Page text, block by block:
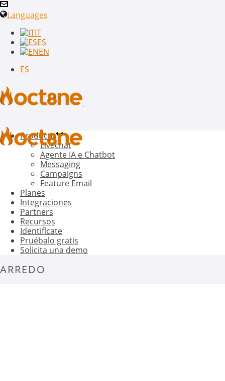
Languages
IT
ES
EN
ES
Producto
Livechat
Agente IA e Chatbot
Messaging
Campaigns
Feature Email
Planes
Integraciones
Partners
Recursos
Identifícate
Pruébalo gratis
Solicita una demo
ARREDO